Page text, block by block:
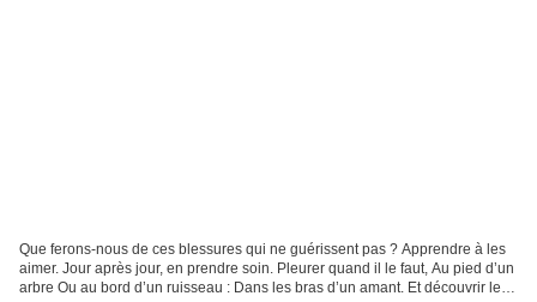
Que ferons-nous de ces blessures qui ne guérissent pas ? Apprendre à les
aimer. Jour après jour, en prendre soin. Pleurer quand il le faut, Au pied d’un
arbre Ou au bord d’un ruisseau : Dans les bras d’un amant. Et découvrir le